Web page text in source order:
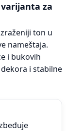
za
ton u
nameštaja.
i bukovih
i stabilne